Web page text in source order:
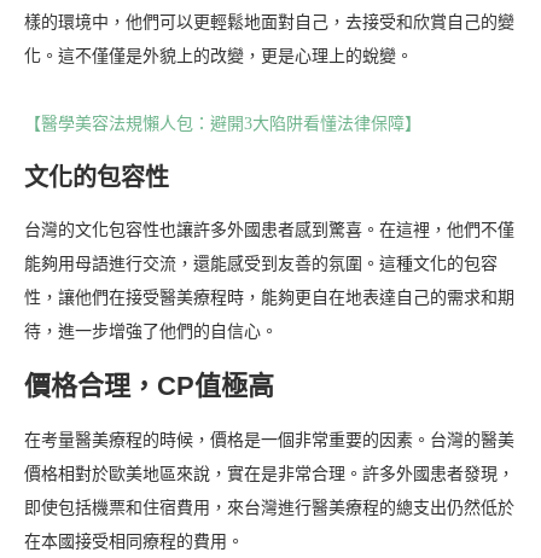
樣的環境中，他們可以更輕鬆地面對自己，去接受和欣賞自己的變
化。這不僅僅是外貌上的改變，更是心理上的蛻變。
【醫學美容法規懶人包：避開3大陷阱看懂法律保障】
文化的包容性
台灣的文化包容性也讓許多外國患者感到驚喜。在這裡，他們不僅
能夠用母語進行交流，還能感受到友善的氛圍。這種文化的包容
性，讓他們在接受醫美療程時，能夠更自在地表達自己的需求和期
待，進一步增強了他們的自信心。
價格合理，CP值極高
在考量醫美療程的時候，價格是一個非常重要的因素。台灣的醫美
價格相對於歐美地區來說，實在是非常合理。許多外國患者發現，
即使包括機票和住宿費用，來台灣進行醫美療程的總支出仍然低於
在本國接受相同療程的費用。